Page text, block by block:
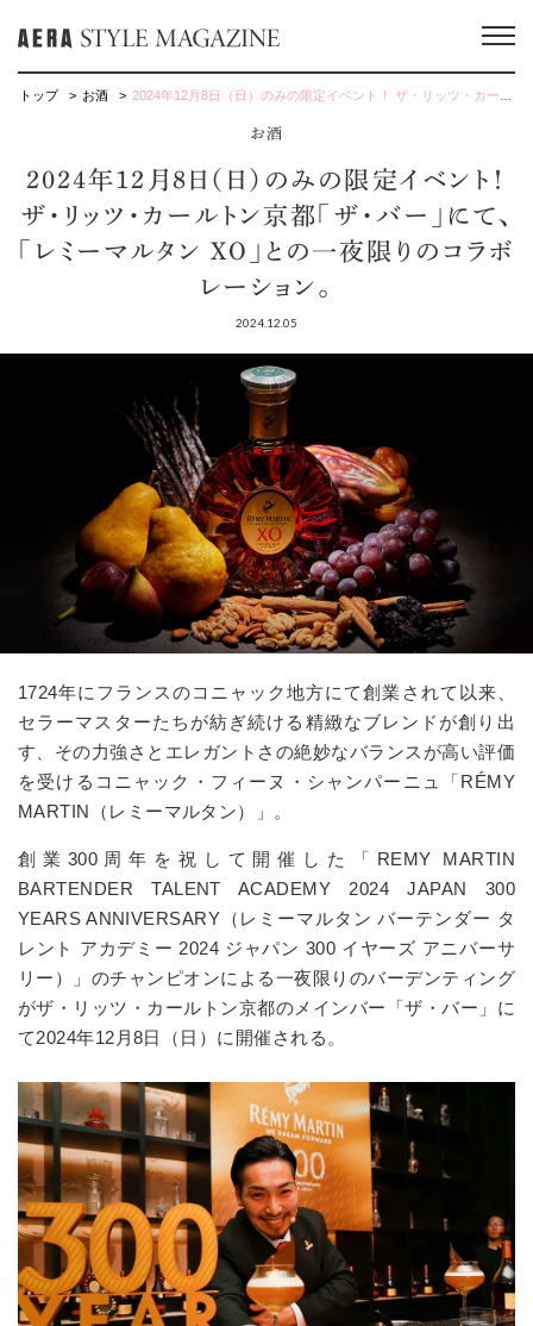
トップ お酒 2024年12月8日（日）のみの限定イベント！ ザ・リッツ・カールトン京都「ザ・バー」にて、 「レミーマルタン XO」との一夜限りのコラボレーション。
お酒
2024年12月8日（日）のみの限定イベント！
ザ・リッツ・カールトン京都「ザ・バー」にて、
「レミーマルタン XO」との一夜限りのコラボ
レーション。
2024.12.05
1724年にフランスのコニャック地方にて創業されて以来、
セラーマスターたちが紡ぎ続ける精緻なブレンドが創り出
す、その力強さとエレガントさの絶妙なバランスが高い評価
を受けるコニャック・フィーヌ・シャンパーニュ「RÉMY
MARTIN（レミーマルタン）」。
創業300周年を祝して開催した「REMY MARTIN
BARTENDER TALENT ACADEMY 2024 JAPAN 300
YEARS ANNIVERSARY（レミーマルタン バーテンダー タ
レント アカデミー 2024 ジャパン 300 イヤーズ アニバーサ
リー）」のチャンピオンによる一夜限りのバーデンティング
がザ・リッツ・カールトン京都のメインバー「ザ・バー」に
て2024年12月8日（日）に開催される。